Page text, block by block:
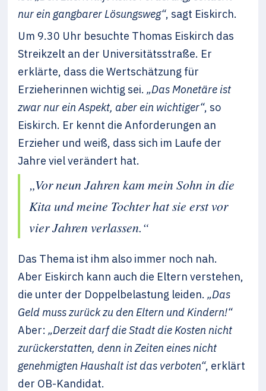
nur ein gangbarer Lösungsweg“, sagt Eiskirch.
Um 9.30 Uhr besuchte Thomas Eiskirch das
Streikzelt an der Universitätsstraße. Er
erklärte, dass die Wertschätzung für
Erzieherinnen wichtig sei.„Das Monetäre ist
zwar nur ein Aspekt, aber ein wichtiger“, so
Eiskirch. Er kennt die Anforderungen an
Erzieher und weiß, dass sich im Laufe der
Jahre viel verändert hat.
„Vor neun Jahren kam mein Sohn in die
Kita und meine Tochter hat sie erst vor
vier Jahren verlassen.“
Das Thema ist ihm also immer noch nah.
Aber Eiskirch kann auch die Eltern verstehen,
die unter der Doppelbelastung leiden.„Das
Geld muss zurück zu den Eltern und Kindern!“
Aber:„Derzeit darf die Stadt die Kosten nicht
zurückerstatten, denn in Zeiten eines nicht
genehmigten Haushalt ist das verboten“, erklärt
der OB-Kandidat.